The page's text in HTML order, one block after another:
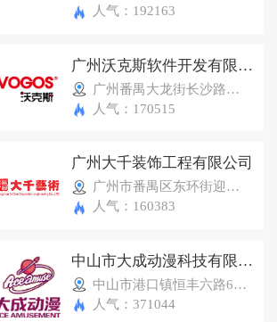
人气：192163
广州沃克斯软件开发有限公司
广州番禺大龙街长沙路东横一街1号
人气：170515
广州大千装饰工程有限公司
广州市番禺区东环街迎新东路88号大千艺术（星力动漫产业园旁）
人气：160383
中山市大成动漫科技有限公司
中山市港口镇恒丰六路6号广东游戏游艺文化产业城5幢
人气：371044